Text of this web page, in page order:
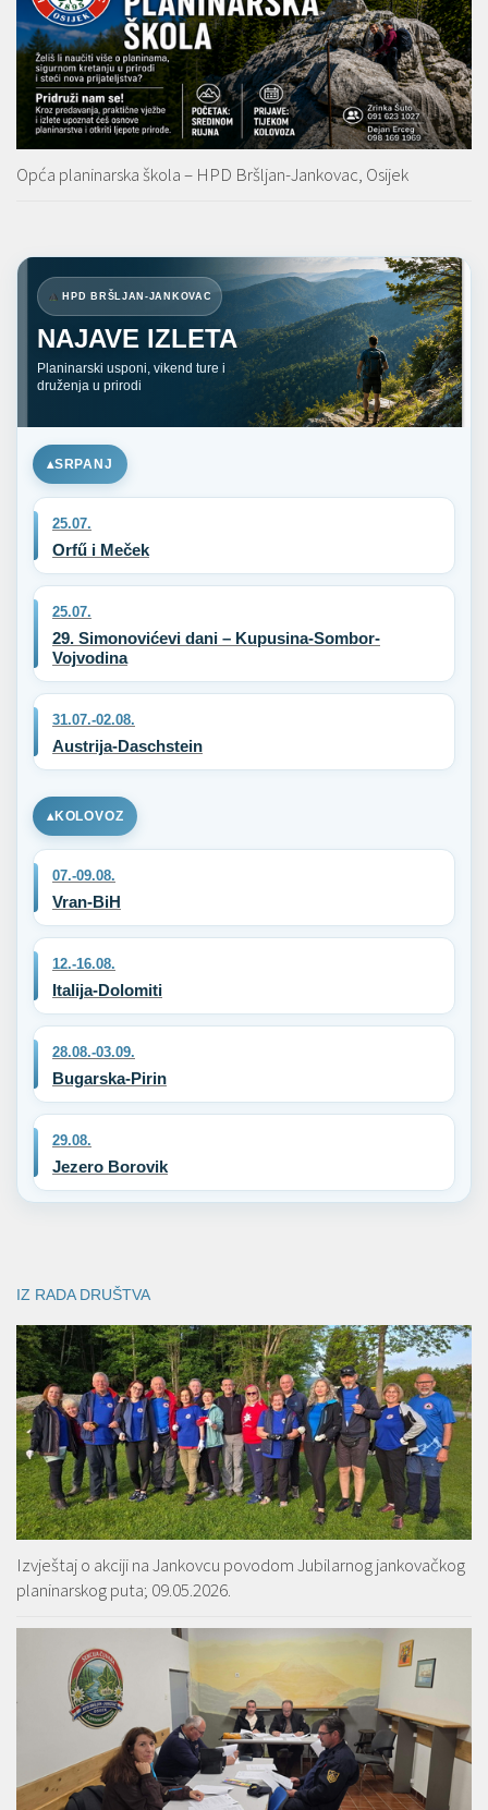
Opća planinarska škola – HPD Bršljan-Jankovac, Osijek
HPD BRŠLJAN-JANKOVAC
NAJAVE IZLETA
Planinarski usponi, vikend ture i
druženja u prirodi
SRPANJ
25.07.
Orfű i Meček
25.07.
29. Simonovićevi dani – Kupusina-Sombor-
Vojvodina
31.07.-02.08.
Austrija-Daschstein
KOLOVOZ
07.-09.08.
Vran-BiH
12.-16.08.
Italija-Dolomiti
28.08.-03.09.
Bugarska-Pirin
29.08.
Jezero Borovik
IZ RADA DRUŠTVA
Izvještaj o akciji na Jankovcu povodom Jubilarnog jankovačkog
planinarskog puta; 09.05.2026.